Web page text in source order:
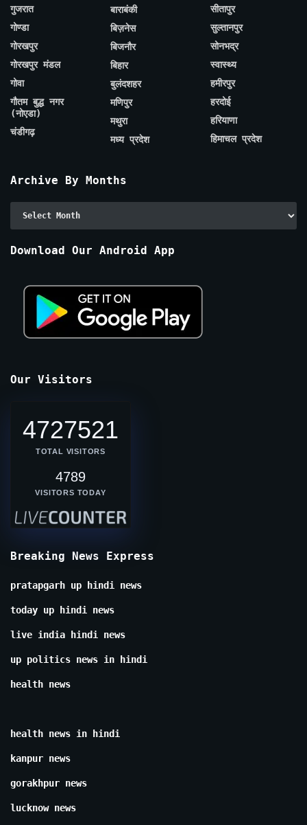
गुजरात
गोण्डा
गोरखपुर
गोरखपुर मंडल
गोवा
गौतम बुद्ध नगर
(नोएडा)
चंडीगढ़
बाराबंकी
बिज़नेस
बिजनौर
बिहार
बुलंदशहर
मणिपुर
मथुरा
मध्य प्रदेश
सीतापुर
सुल्तानपुर
सोनभद्र
स्वास्थ्य
हमीरपुर
हरदोई
हरियाणा
हिमाचल प्रदेश
Archive By Months
Download Our Android App
Our Visitors
4727521
TOTAL VISITORS
4789
VISITORS TODAY
Breaking News Express
pratapgarh up hindi news
today up hindi news
live india hindi news
up politics news in hindi
health news
health news in hindi
kanpur news
gorakhpur news
lucknow news